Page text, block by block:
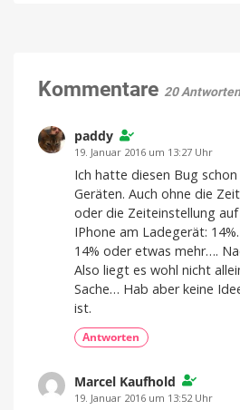
kein
als
2.0:
Preise,
und
mehr
Kommentare 20 Antworten
paddy
19. Januar 2016 um 13:27 Uhr
Ich hatte diesen Bug
Geräten. Auch ohne die
oder die Zeiteinstellung
IPhone am Ladegerät:
14% oder etwas mehr….
Also liegt es wohl nicht
Sache… Hab aber keine
ist.
Antworten
Marcel Kaufhold
19. Januar 2016 um 13:52 Uhr